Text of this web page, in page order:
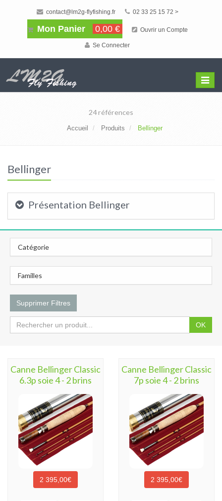
contact@lm2g-flyfishing.fr 02 33 25 15 72 >
Mon Panier 0,00 € Ouvrir un Compte
Se Connecter
Menu
24 références
Accueil Produits Bellinger
Bellinger
Présentation Bellinger
Catégorie
Familles
Supprimer Filtres
OK
Canne Bellinger Classic
6.3p soie 4 - 2 brins
2 395,00€
Canne Bellinger Classic
7p soie 4 - 2 brins
2 395,00€